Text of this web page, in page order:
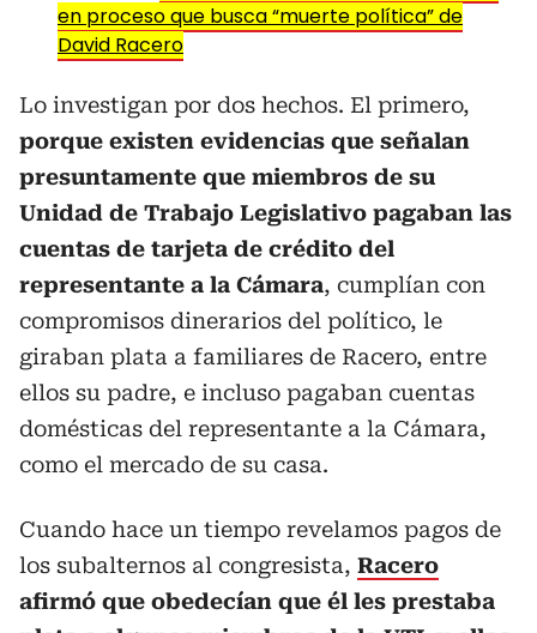
en proceso que busca “muerte política” de
David Racero
Lo investigan por dos hechos. El primero,
porque existen evidencias que señalan
presuntamente que miembros de su
Unidad de Trabajo Legislativo pagaban las
cuentas de tarjeta de crédito del
representante a la Cámara, cumplían con
compromisos dinerarios del político, le
giraban plata a familiares de Racero, entre
ellos su padre, e incluso pagaban cuentas
domésticas del representante a la Cámara,
como el mercado de su casa.
Cuando hace un tiempo revelamos pagos de
los subalternos al congresista, Racero
afirmó que obedecían que él les prestaba